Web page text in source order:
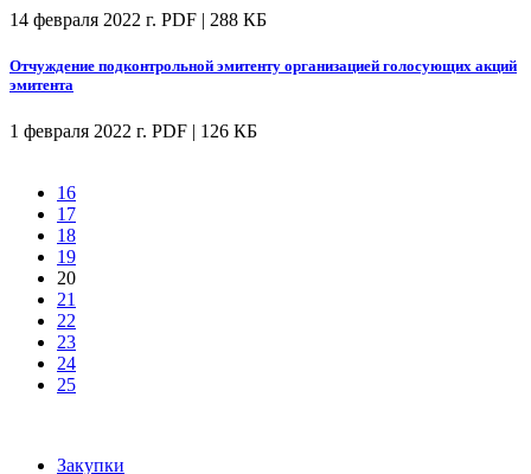
14 февраля 2022 г. PDF | 288 КБ
Отчуждение подконтрольной эмитенту организацией голосующих акций
эмитента
1 февраля 2022 г. PDF | 126 КБ
16
17
18
19
20
21
22
23
24
25
Закупки